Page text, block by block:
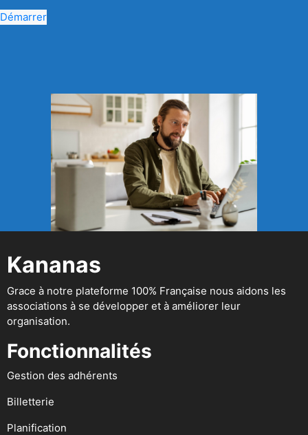
Démarrer
Kananas
Grace à notre plateforme 100% Française nous aidons les
associations à se développer et à améliorer leur
organisation.
Fonctionnalités
Gestion des adhérents
Billetterie
Planification